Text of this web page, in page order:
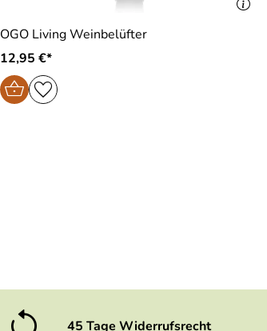
OGO Living Weinbelüfter
12,95 €*
45 Tage Widerrufsrecht